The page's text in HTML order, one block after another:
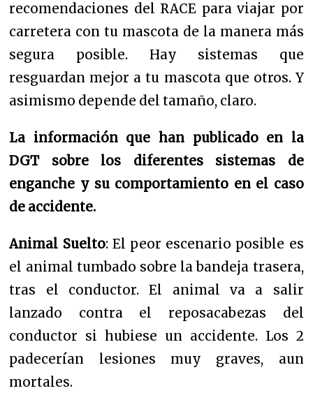
recomendaciones del RACE para viajar por
carretera con tu mascota de la manera más
segura posible. Hay sistemas que
resguardan mejor a tu mascota que otros. Y
asimismo depende del tamaño, claro.
La información que han publicado en la
DGT sobre los diferentes sistemas de
enganche y su comportamiento en el caso
de accidente.
Animal Suelto: El peor escenario posible es
el animal tumbado sobre la bandeja trasera,
tras el conductor. El animal va a salir
lanzado contra el reposacabezas del
conductor si hubiese un accidente. Los 2
padecerían lesiones muy graves, aun
mortales.